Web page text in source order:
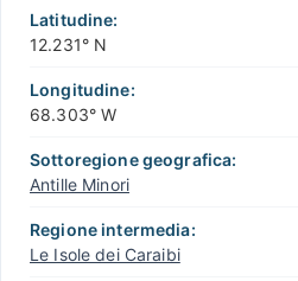
Latitudine:
12.231° N
Longitudine:
68.303° W
Sottoregione geografica:
Antille Minori
Regione intermedia:
Le Isole dei Caraibi